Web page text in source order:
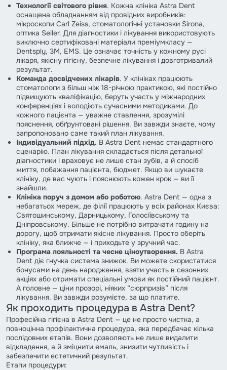
Технології світового рівня. Кожна клініка Astra Dent
оснащена обладнанням від провідних виробників:
мікроскопи Carl Zeiss, стоматологічні установки Sirona,
оптика Seiler. Для діагностики і лікування використовують
виключно сертифіковані матеріали преміумкласу —
Dentsply, 3M, EMS. Це означає точність у кожному русі
лікаря, якісну гігієну, безпечне лікування і довготривалий
результат.
Команда досвідчених лікарів. У клініках працюють
стоматологи з більш ніж 18-річною практикою, які постійно
підвищують кваліфікацію, беруть участь у міжнародних
конференціях і володіють сучасними методиками. До
кожного пацієнта — уважне ставлення, зрозумілі
пояснення, обґрунтовані рішення. Ви завжди знаєте, чому
запропоновано саме такий план лікування.
Індивідуальний підхід. В Astra Dent немає стандартного
сценарію. План лікування складається після детальної
діагностики і враховує не лише стан зубів, а й спосіб
життя, побажання пацієнта, бюджет. Якщо ви шукаєте
клініку, де вас чують і пояснюють кожен крок — ви її
знайшли.
Клініка поруч з домом або роботою. Astra Dent — одна з
небагатьох мереж, де філії працюють у всіх районах Києва:
Святошинському, Дарницькому, Голосіївському та
Дніпровському. Більше не потрібно витрачати годину на
дорогу, щоб отримати якісне лікування. Просто оберіть
клініку, яка ближче — і приходьте у зручний час.
Програма лояльності та чесне ціноутворення. В Astra
Dent діє гнучка система знижок. Ви можете скористатися
бонусами на день народження, взяти участь в сезонних
акціях або отримати спеціальні умови як постійний пацієнт.
А головне — ціни прозорі, ніяких “сюрпризів” після
лікування. Ви завжди розумієте, за що платите.
Як проходить процедура в Astra Dent?
Професійна гігієна в Astra Dent — це не просто чистка, а
повноцінна профілактична процедура, яка передбачає кілька
послідовних етапів. Вони дозволяють не лише видалити
відкладення, а й зміцнити емаль, знизити чутливість і
забезпечити естетичний результат.
Етапи процедури: